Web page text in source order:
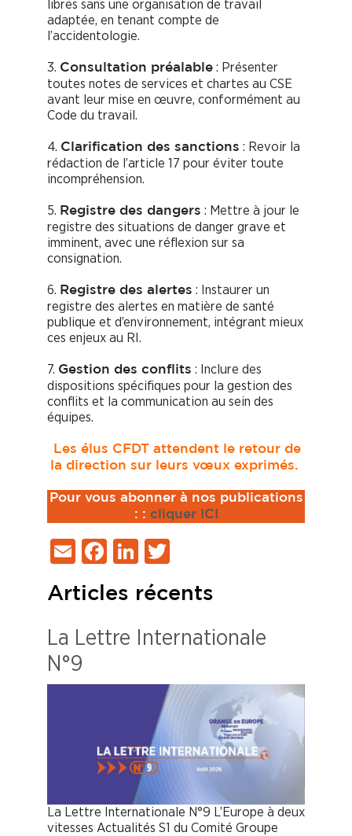
libres sans une organisation de travail
adaptée, en tenant compte de
l’accidentologie.
3. Consultation préalable : Présenter
toutes notes de services et chartes au CSE
avant leur mise en œuvre, conformément au
Code du travail.
4. Clarification des sanctions : Revoir la
rédaction de l’article 17 pour éviter toute
incompréhension.
5. Registre des dangers : Mettre à jour le
registre des situations de danger grave et
imminent, avec une réflexion sur sa
consignation.
6. Registre des alertes : Instaurer un
registre des alertes en matière de santé
publique et d’environnement, intégrant mieux
ces enjeux au RI.
7. Gestion des conflits : Inclure des
dispositions spécifiques pour la gestion des
conflits et la communication au sein des
équipes.
Les élus CFDT attendent le retour de
la direction sur leurs vœux exprimés.
Pour vous abonner à nos publications
: : cliquer ICI
EmailFacebook
LinkedIn
Articles récents
La Lettre Internationale
N°9
La Lettre Internationale N°9 L’Europe à deux
vitesses Actualités S1 du Comité Groupe